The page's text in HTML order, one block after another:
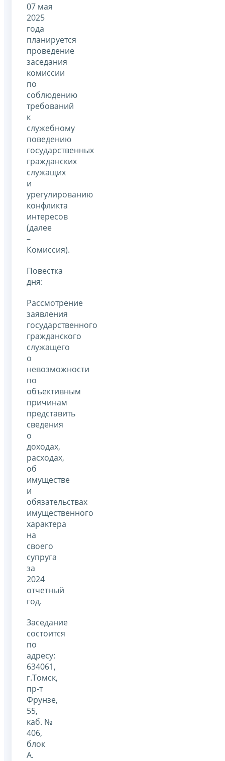
07 мая
2025
года
планируется
проведение
заседания
комиссии
по
соблюдению
требований
к
служебному
поведению
государственных
гражданских
служащих
и
урегулированию
конфликта
интересов
(далее
–
Комиссия).
Повестка
дня:
Рассмотрение
заявления
государственного
гражданского
служащего
о
невозможности
по
объективным
причинам
представить
сведения
о
доходах,
расходах,
об
имуществе
и
обязательствах
имущественного
характера
на
своего
супруга
за
2024
отчетный
год.
Заседание
состоится
по
адресу:
634061,
г.Томск,
пр-т
Фрунзе,
55,
каб. №
406,
блок
А.